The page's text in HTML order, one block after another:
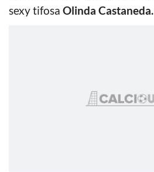
sexy tifosa Olinda Castaneda.